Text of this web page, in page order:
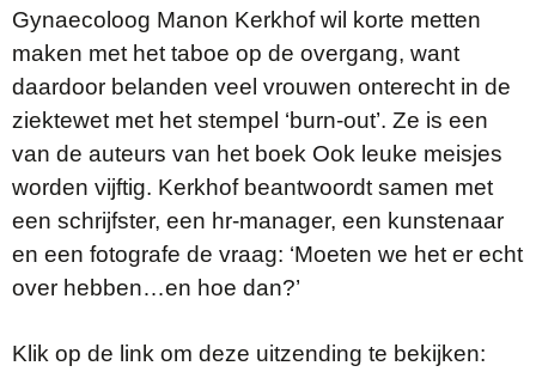
Gynaecoloog Manon Kerkhof wil korte metten
maken met het taboe op de overgang, want
daardoor belanden veel vrouwen onterecht in de
ziektewet met het stempel ‘burn-out’. Ze is een
van de auteurs van het boek Ook leuke meisjes
worden vijftig. Kerkhof beantwoordt samen met
een schrijfster, een hr-manager, een kunstenaar
en een fotografe de vraag: ‘Moeten we het er echt
over hebben…en hoe dan?’
Klik op de link om deze uitzending te bekijken: